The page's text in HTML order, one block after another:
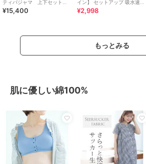
ティパジャマ 上下セット
（ＭＦＹ１１３）
¥15,400
イン】 セットアップ 吸水速乾
半袖 Tシャツ×ハーフパンツ
¥2,998
もっとみる
肌に優しい綿100%